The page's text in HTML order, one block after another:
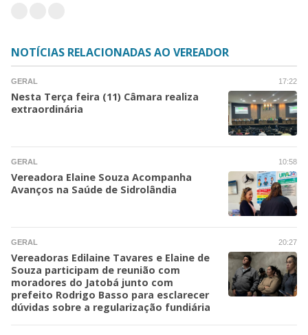
NOTÍCIAS RELACIONADAS AO VEREADOR
17:22
GERAL
Nesta Terça feira (11) Câmara realiza
extraordinária
10:58
GERAL
Vereadora Elaine Souza Acompanha
Avanços na Saúde de Sidrolândia
20:27
GERAL
Vereadoras Edilaine Tavares e Elaine de
Souza participam de reunião com
moradores do Jatobá junto com
prefeito Rodrigo Basso para esclarecer
dúvidas sobre a regularização fundiária